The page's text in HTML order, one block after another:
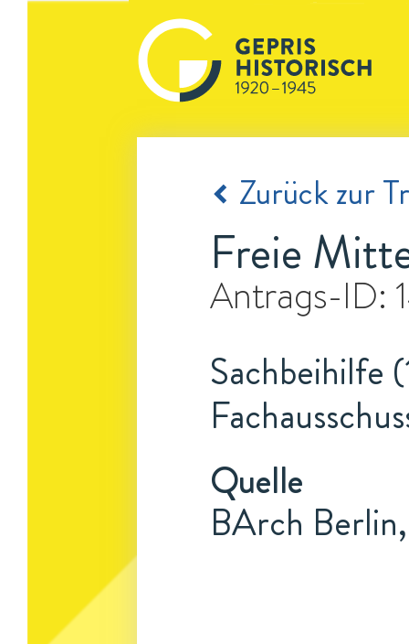
Zurück zur
Freie
Antrags-ID:
Sachbeihilfe
Quelle
BArch